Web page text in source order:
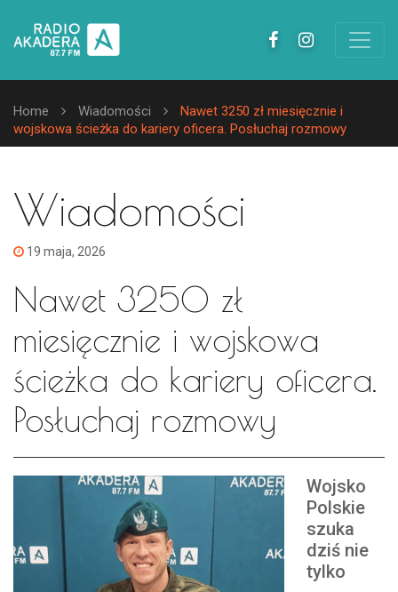
Home Wiadomości
Nawet 3250 zł miesięcznie i
wojskowa ścieżka do kariery oficera. Posłuchaj rozmowy
Wiadomości
19 maja, 2026
Nawet 3250 zł
miesięcznie i wojskowa
ścieżka do kariery oficera.
Posłuchaj rozmowy
Wojsko
Polskie
szuka
dziś nie
tylko